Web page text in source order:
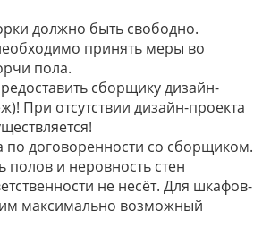
должно быть свободно.
принять меры во
пола.
сборщику дизайн-
При отсутствии дизайн-проекта
по договоренности со сборщиком.
полов и неровность стен
не несёт. Для шкафов-
максимально возможный